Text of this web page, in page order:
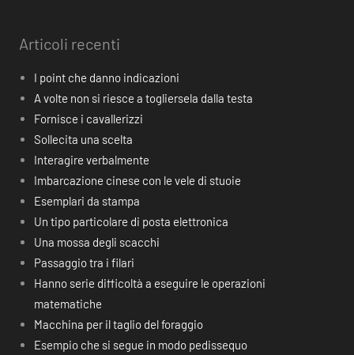
Articoli recenti
I point che danno indicazioni
A volte non si riesce a togliersela dalla testa
Fornisce i cavallerizzi
Sollecita una scelta
Interagire verbalmente
Imbarcazione cinese con le vele di stuoie
Esemplari da stampa
Un tipo particolare di posta elettronica
Una mossa degli scacchi
Passaggio tra i filari
Hanno serie difficoltà a eseguire le operazioni
matematiche
Macchina per il taglio del foraggio
Esempio che si segue in modo pedissequo